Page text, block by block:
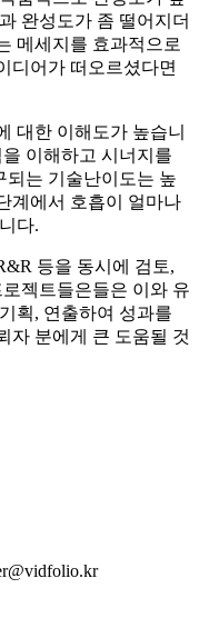
완성도가 좀 떨어지더
메세지를 효과적으로
디어가 떠오르셨다면
대한 이해도가 높습니
이해하고 시너지를
되는 기술난이도는 높
계에서 호흡이 얼마나
다.
등을 동시에 검토,
젝트들은들은 이와 유
획, 연출하여 성과를
자 분에게 큰 도움될 것